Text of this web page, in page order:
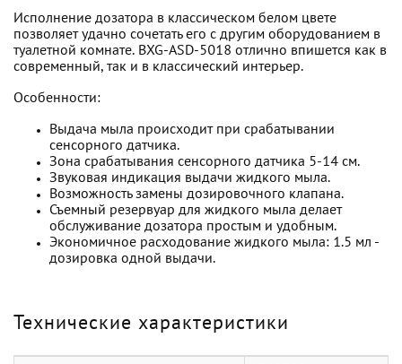
Исполнение дозатора в классическом белом цвете
позволяет удачно сочетать его с другим оборудованием в
туалетной комнате. BXG-ASD-5018 отлично впишется как в
современный, так и в классический интерьер.
Особенности:
Выдача мыла происходит при срабатывании
сенсорного датчика.
Зона срабатывания сенсорного датчика 5-14 см.
Звуковая индикация выдачи жидкого мыла.
Возможность замены дозировочного клапана.
Съемный резервуар для жидкого мыла делает
обслуживание дозатора простым и удобным.
Экономичное расходование жидкого мыла: 1.5 мл -
дозировка одной выдачи.
Технические характеристики